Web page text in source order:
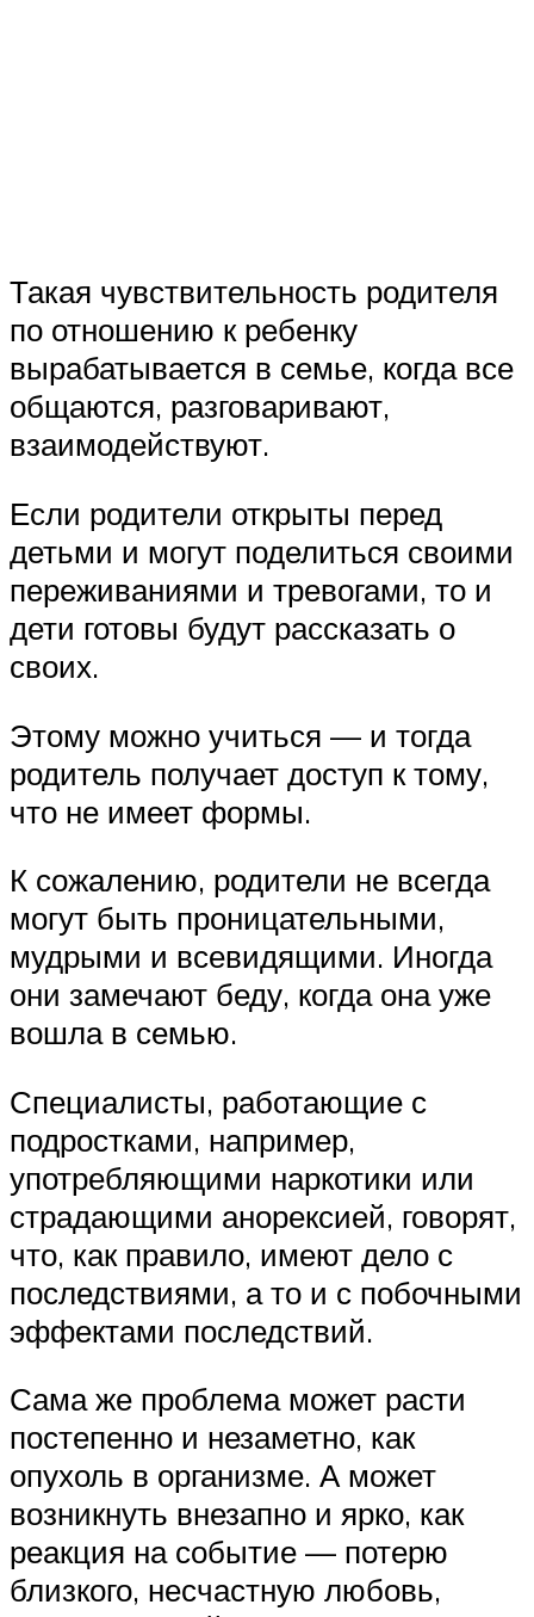
Такая чувствительность родителя
по отношению к ребенку
вырабатывается в семье, когда все
общаются, разговаривают,
взаимодействуют.
Если родители открыты перед
детьми и могут поделиться своими
переживаниями и тревогами, то и
дети готовы будут рассказать о
своих.
Этому можно учиться — и тогда
родитель получает доступ к тому,
что не имеет формы.
К сожалению, родители не всегда
могут быть проницательными,
мудрыми и всевидящими. Иногда
они замечают беду, когда она уже
вошла в семью.
Специалисты, работающие с
подростками, например,
употребляющими наркотики или
страдающими анорексией, говорят,
что, как правило, имеют дело с
последствиями, а то и с побочными
эффектами последствий.
Сама же проблема может расти
постепенно и незаметно, как
опухоль в организме. А может
возникнуть внезапно и ярко, как
реакция на событие — потерю
близкого, несчастную любовь,